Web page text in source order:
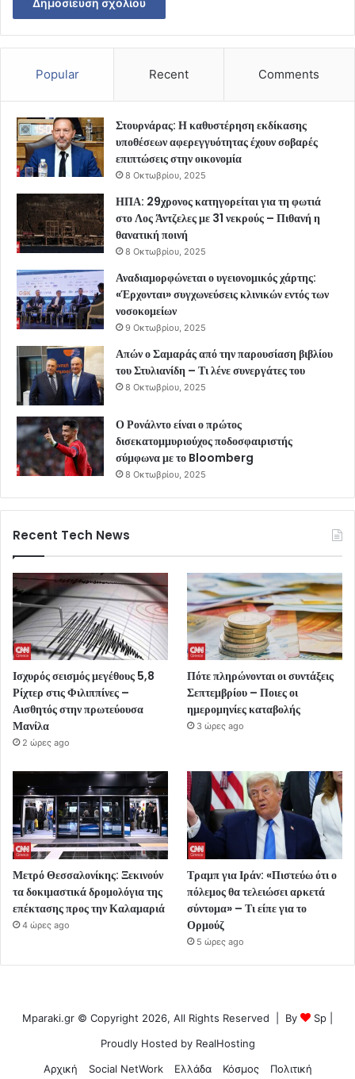
Popular Recent Comments
Στουρνάρας: Η καθυστέρηση εκδίκασης
υποθέσεων αφερεγγυότητας έχουν σοβαρές
επιπτώσεις στην οικονομία
8 Οκτωβρίου, 2025
ΗΠΑ: 29χρονος κατηγορείται για τη φωτιά
στο Λος Άντζελες με 31 νεκρούς – Πιθανή η
θανατική ποινή
8 Οκτωβρίου, 2025
Αναδιαμορφώνεται ο υγειονομικός χάρτης:
«Έρχονται» συγχωνεύσεις κλινικών εντός των
νοσοκομείων
9 Οκτωβρίου, 2025
Απών ο Σαμαράς από την παρουσίαση βιβλίου
του Στυλιανίδη – Τι λένε συνεργάτες του
8 Οκτωβρίου, 2025
Ο Ρονάλντο είναι ο πρώτος
δισεκατομμυριούχος ποδοσφαιριστής
σύμφωνα με το Bloomberg
8 Οκτωβρίου, 2025
Recent Tech News
Ισχυρός σεισμός μεγέθους 5,8
Ρίχτερ στις Φιλιππίνες –
Αισθητός στην πρωτεύουσα
Μανίλα
2 ώρες ago
Πότε πληρώνονται οι συντάξεις
Σεπτεμβρίου – Ποιες οι
ημερομηνίες καταβολής
3 ώρες ago
Μετρό Θεσσαλονίκης: Ξεκινούν
τα δοκιμαστικά δρομολόγια της
επέκτασης προς την Καλαμαριά
4 ώρες ago
Τραμπ για Ιράν: «Πιστεύω ότι ο
πόλεμος θα τελειώσει αρκετά
σύντομα» – Τι είπε για το
Ορμούζ
5 ώρες ago
Mparaki.gr © Copyright 2026, All Rights Reserved | By Sp
Proudly Hosted by RealHosting
Αρχική
Social NetWork Ελλάδα Κόσμος Πολιτική